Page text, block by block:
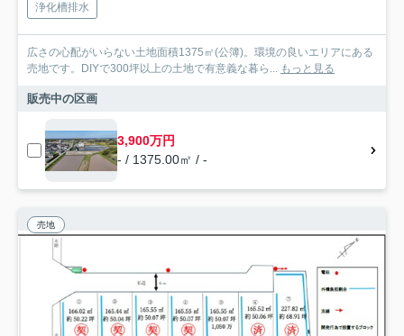
浄化槽排水
広さの心配がいらない土地面積1375㎡(公簿)。環境の良いエリアにある
売地です。DIYで300坪以上の土地で有意義な暮ら... もっと見る
販売中の区画
3,900万円
- / 1375.00㎡ / -
売地